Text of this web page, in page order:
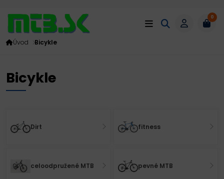
0
Úvod Bicykle
Bicykle
Dirt fitness
celoodpružené MTB pevné MTB